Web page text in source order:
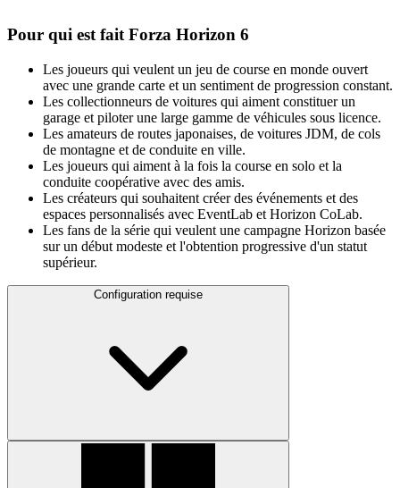
Pour qui est fait Forza Horizon 6
Les joueurs qui veulent un jeu de course en monde ouvert
avec une grande carte et un sentiment de progression constant.
Les collectionneurs de voitures qui aiment constituer un
garage et piloter une large gamme de véhicules sous licence.
Les amateurs de routes japonaises, de voitures JDM, de cols
de montagne et de conduite en ville.
Les joueurs qui aiment à la fois la course en solo et la
conduite coopérative avec des amis.
Les créateurs qui souhaitent créer des événements et des
espaces personnalisés avec EventLab et Horizon CoLab.
Les fans de la série qui veulent une campagne Horizon basée
sur un début modeste et l'obtention progressive d'un statut
supérieur.
Configuration requise